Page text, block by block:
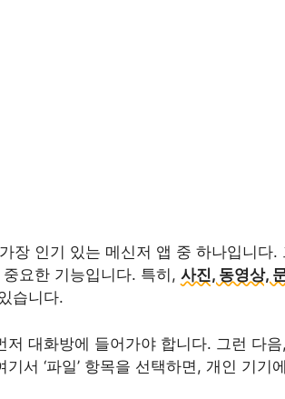
장 인기 있는 메신저 앱 중 하나입니다
요한 기능입니다. 특히, 사진, 동영상,
습니다.
저 대화방에 들어가야 합니다. 그런 다
서 ‘파일’ 항목을 선택하면, 개인 기기